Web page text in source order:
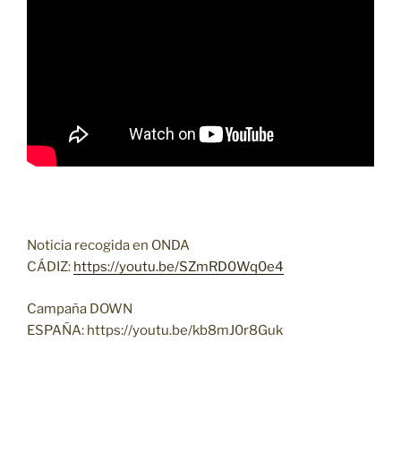
Noticia recogida en ONDA
CÁDIZ: https://youtu.be/SZmRD0Wq0e4
Campaña DOWN
ESPAÑA: https://youtu.be/kb8mJ0r8Guk